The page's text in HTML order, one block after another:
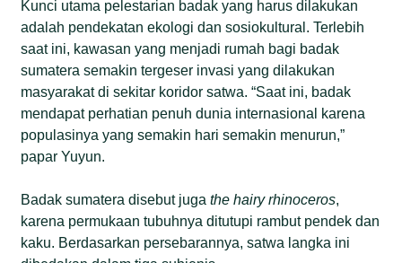
Kunci utama pelestarian badak yang harus dilakukan
adalah pendekatan ekologi dan sosiokultural. Terlebih
saat ini, kawasan yang menjadi rumah bagi badak
sumatera semakin tergeser invasi yang dilakukan
masyarakat di sekitar koridor satwa. “Saat ini, badak
mendapat perhatian penuh dunia internasional karena
populasinya yang semakin hari semakin menurun,”
papar Yuyun.
Badak sumatera disebut jugathe hairy rhinoceros,
karena permukaan tubuhnya ditutupi rambut pendek dan
kaku. Berdasarkan persebarannya, satwa langka ini